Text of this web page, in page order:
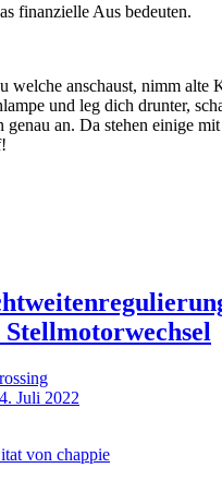
finanzielle Aus bedeuten.
welche anschaust, nimm alte
und leg dich drunter,
genau an. Da stehen einige
Stellmotorwechsel
Juli 2022
von chappie